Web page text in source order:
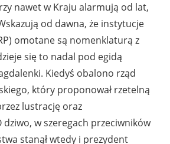
nawet w Kraju alarmują od lat,
od dawna, że instytucje
omotane są nomenklaturą z
się to nadal pod egidą
Kiedyś obalono rząd
który proponował rzetelną
lustrację oraz
dziwo, w szeregach przeciwników
stanął wtedy i prezydent